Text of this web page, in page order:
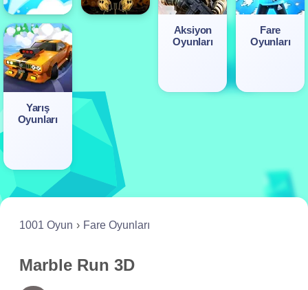
Aksiyon
Oyunları
Fare
Oyunları
Yarış
Oyunları
1001 Oyun Fare Oyunları
Marble Run 3D